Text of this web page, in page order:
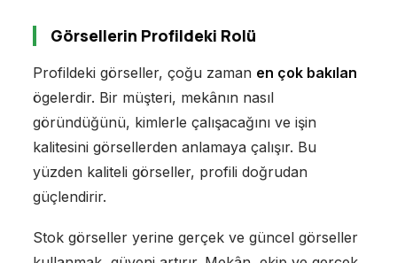
Görsellerin Profildeki Rolü
Profildeki görseller, çoğu zaman en çok bakılan
ögelerdir. Bir müşteri, mekânın nasıl
göründüğünü, kimlerle çalışacağını ve işin
kalitesini görsellerden anlamaya çalışır. Bu
yüzden kaliteli görseller, profili doğrudan
güçlendirir.
Stok görseller yerine gerçek ve güncel görseller